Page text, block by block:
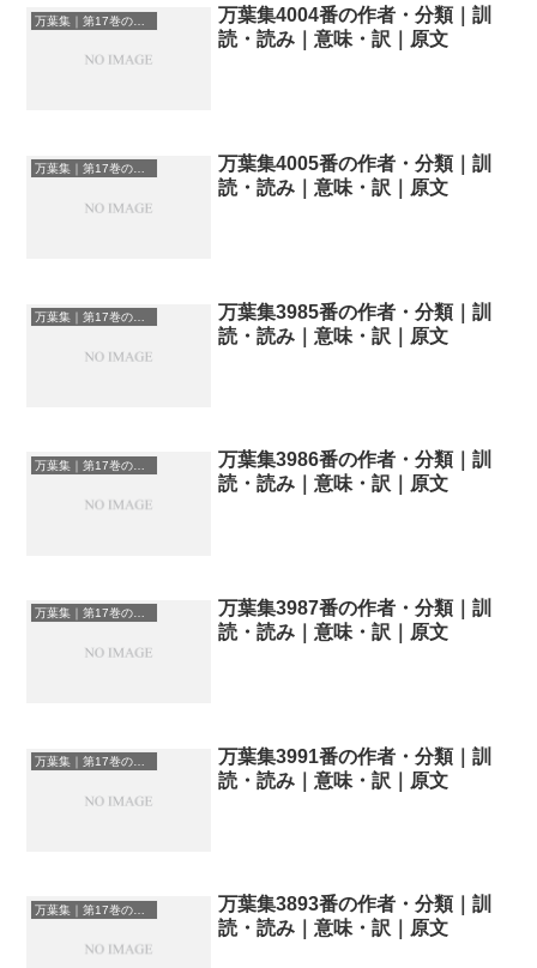
万葉集｜第17巻の和歌一覧
万葉集4004番の作者・分類｜訓
読・読み｜意味・訳｜原文
万葉集｜第17巻の和歌一覧
万葉集4005番の作者・分類｜訓
読・読み｜意味・訳｜原文
万葉集｜第17巻の和歌一覧
万葉集3985番の作者・分類｜訓
読・読み｜意味・訳｜原文
万葉集｜第17巻の和歌一覧
万葉集3986番の作者・分類｜訓
読・読み｜意味・訳｜原文
万葉集｜第17巻の和歌一覧
万葉集3987番の作者・分類｜訓
読・読み｜意味・訳｜原文
万葉集｜第17巻の和歌一覧
万葉集3991番の作者・分類｜訓
読・読み｜意味・訳｜原文
万葉集｜第17巻の和歌一覧
万葉集3893番の作者・分類｜訓
読・読み｜意味・訳｜原文